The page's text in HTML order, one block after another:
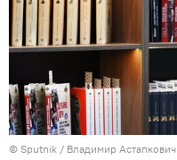
© Sputnik / Владимир Астапкович